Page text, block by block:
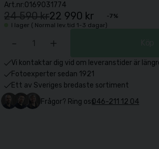
Art.nr:0169031774
24 590 kr22 990 kr -7%
I lager ( Normal lev.tid 1-3 dagar)
- +
Vi kontaktar dig vid om leveranstider är
Fotoexperter sedan 1921
Ett av Sveriges bredaste sortiment
Frågor? Ring oss046-211 12 04